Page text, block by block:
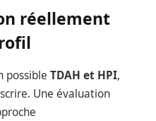
réellement
possible TDAH et HPI,
Une évaluation